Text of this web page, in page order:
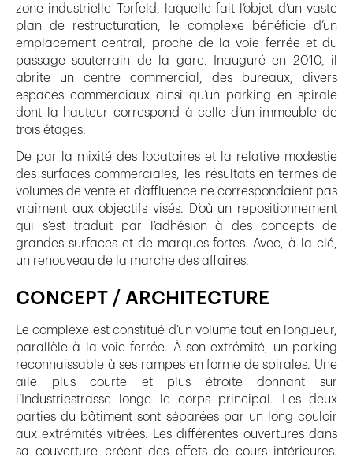
zone industrielle Torfeld, laquelle fait l’objet d’un vaste
plan de restructuration, le complexe bénéficie d’un
emplacement central, proche de la voie ferrée et du
passage souterrain de la gare. Inauguré en 2010, il
abrite un centre commercial, des bureaux, divers
espaces commerciaux ainsi qu’un parking en spirale
dont la hauteur correspond à celle d’un immeuble de
trois étages.
De par la mixité des locataires et la relative modestie
des surfaces commerciales, les résultats en termes de
volumes de vente et d’affluence ne correspondaient pas
vraiment aux objectifs visés. D’où un repositionnement
qui s‘est traduit par l’adhésion à des concepts de
grandes surfaces et de marques fortes. Avec, à la clé,
un renouveau de la marche des affaires.
CONCEPT / ARCHITECTURE
Le complexe est constitué d’un volume tout en longueur,
parallèle à la voie ferrée. À son extrémité, un parking
reconnaissable à ses rampes en forme de spirales. Une
aile plus courte et plus étroite donnant sur
l’Industriestrasse longe le corps principal. Les deux
parties du bâtiment sont séparées par un long couloir
aux extrémités vitrées. Les différentes ouvertures dans
sa couverture créent des effets de cours intérieures.